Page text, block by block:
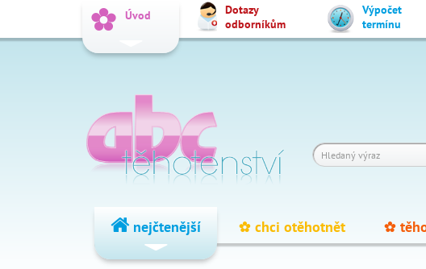
_ Úvod
Dotazy
odborníkům
Výpočet
termínu
nejčtenější _ chci otěhotnět _